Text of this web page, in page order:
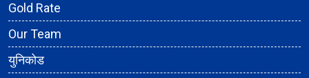
Gold Rate
Our Team
युनिकोड